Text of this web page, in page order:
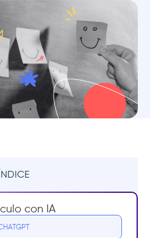
de satisfacción del
con IA